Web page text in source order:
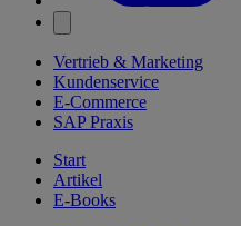
Vertrieb & Marketing
Kundenservice
E-Commerce
SAP Praxis
Start
Artikel
E-Books